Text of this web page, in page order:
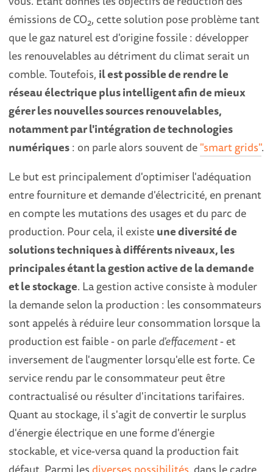
émissions de CO2, cette solution pose problème tant
que le gaz naturel est d'origine fossile : développer
les renouvelables au détriment du climat serait un
comble. Toutefois, il est possible de rendre le
réseau électrique plus intelligent afin de mieux
gérer les nouvelles sources renouvelables,
notamment par l'intégration de technologies
numériques: on parle alors souvent de"smart grids".
Le but est principalement d'optimiser l'adéquation
entre fourniture et demande d'électricité, en prenant
en compte les mutations des usages et du parc de
production. Pour cela, il existeune diversité de
solutions techniques à différents niveaux, les
principales étant la gestion active de la demande
et le stockage. La gestion active consiste à moduler
la demande selon la production : les consommateurs
sont appelés à réduire leur consommation lorsque la
production est faible - on parled'effacement- et
inversement de l'augmenter lorsqu'elle est forte. Ce
service rendu par le consommateur peut être
contractualisé ou résulter d'incitations tarifaires.
Quant au stockage, il s'agit de convertir le surplus
d'énergie électrique en une forme d'énergie
stockable, et vice-versa quand la production fait